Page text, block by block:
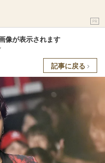
PR
像が表示されます
記事に戻る